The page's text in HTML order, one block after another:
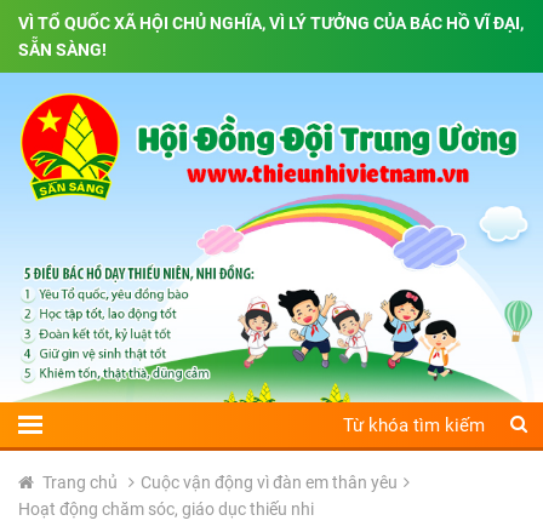
VÌ TỔ QUỐC XÃ HỘI CHỦ NGHĨA, VÌ LÝ TƯỞNG CỦA BÁC HỒ VĨ ĐẠI,
SẴN SÀNG!
Trang chủ
Cuộc vận động vì đàn em thân yêu
Hoạt động chăm sóc, giáo dục thiếu nhi